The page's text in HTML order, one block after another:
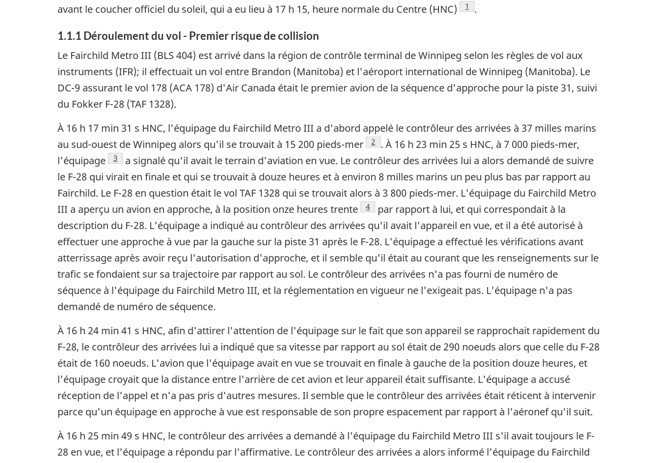
avant le coucher officiel du soleil, qui a eu lieu à 17 h 15, heure normale du Centre (HNC)
Note de bas de page
1
.
1.1.1 Déroulement du vol - Premier risque de collision
Le Fairchild Metro III (BLS 404) est arrivé dans la région de contrôle terminal de Winnipeg selon les règles de vol aux
instruments (IFR); il effectuait un vol entre Brandon (Manitoba) et l'aéroport international de Winnipeg (Manitoba). Le
DC-9 assurant le vol 178 (ACA 178) d'Air Canada était le premier avion de la séquence d'approche pour la piste 31, suivi
du Fokker F-28 (TAF 1328).
À 16 h 17 min 31 s HNC, l'équipage du Fairchild Metro III a d'abord appelé le contrôleur des arrivées à 37 milles marins
au sud-ouest de Winnipeg alors qu'il se trouvait à 15 200 pieds-mer
Note de bas de page
2
. À 16 h 23 min 25 s HNC, à 7 000 pieds-mer,
l'équipage
Note de bas de page
3
a signalé qu'il avait le terrain d'aviation en vue. Le contrôleur des arrivées lui a alors demandé de suivre
le F-28 qui virait en finale et qui se trouvait à douze heures et à environ 8 milles marins un peu plus bas par rapport au
Fairchild. Le F-28 en question était le vol TAF 1328 qui se trouvait alors à 3 800 pieds-mer. L'équipage du Fairchild Metro
III a aperçu un avion en approche, à la position onze heures trente
Note de bas de page
4
par rapport à lui, et qui correspondait à la
description du F-28. L'équipage a indiqué au contrôleur des arrivées qu'il avait l'appareil en vue, et il a été autorisé à
effectuer une approche à vue par la gauche sur la piste 31 après le F-28. L'équipage a effectué les vérifications avant
atterrissage après avoir reçu l'autorisation d'approche, et il semble qu'il était au courant que les renseignements sur le
trafic se fondaient sur sa trajectoire par rapport au sol. Le contrôleur des arrivées n'a pas fourni de numéro de
séquence à l'équipage du Fairchild Metro III, et la réglementation en vigueur ne l'exigeait pas. L'équipage n'a pas
demandé de numéro de séquence.
À 16 h 24 min 41 s HNC, afin d'attirer l'attention de l'équipage sur le fait que son appareil se rapprochait rapidement du
F-28, le contrôleur des arrivées lui a indiqué que sa vitesse par rapport au sol était de 290 noeuds alors que celle du F-28
était de 160 noeuds. L'avion que l'équipage avait en vue se trouvait en finale à gauche de la position douze heures, et
l'équipage croyait que la distance entre l'arrière de cet avion et leur appareil était suffisante. L'équipage a accusé
réception de l'appel et n'a pas pris d'autres mesures. Il semble que le contrôleur des arrivées était réticent à intervenir
parce qu'un équipage en approche à vue est responsable de son propre espacement par rapport à l'aéronef qu'il suit.
À 16 h 25 min 49 s HNC, le contrôleur des arrivées a demandé à l'équipage du Fairchild Metro III s'il avait toujours le F-
28 en vue, et l'équipage a répondu par l'affirmative. Le contrôleur des arrivées a alors informé l'équipage du Fairchild